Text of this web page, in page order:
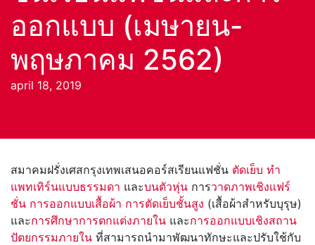
ออกแบบ (เมษายน-
พฤษภาคม 2562)
april 18, 2019
สมาคมฝรั่งเศสกรุงเทพเสนอคอร์สเรียนแฟชั่น ตัดเย็บ ทำ
แพทเทิร์นแบบธรรมดา และบนตัวหุ่น การวาดภาพเชิงแฟร์
ชั่น การออกแบบเสื้อผ้า การตัดเย็บชั้นสูง (เสื้อผ้าสำหรับบุรุษ)
และการศึกษาการตกแต่งภายใน และการออกแบบเชิงสถาน
ปัตยกรรมภายใน ที่สามารถนำมาพัฒนาทักษะและปรับใช้กับ